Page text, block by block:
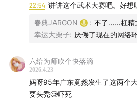
22:54 讲讲这个武术大赛吧。好想
春典JARGON : 不了……杠精
幸运大栗子: 厌倦了现在的网络
六给为师吹个快落滴
2026.4.23
妈呀95年广东竟然发生了这两个
要头秃🥲吓死